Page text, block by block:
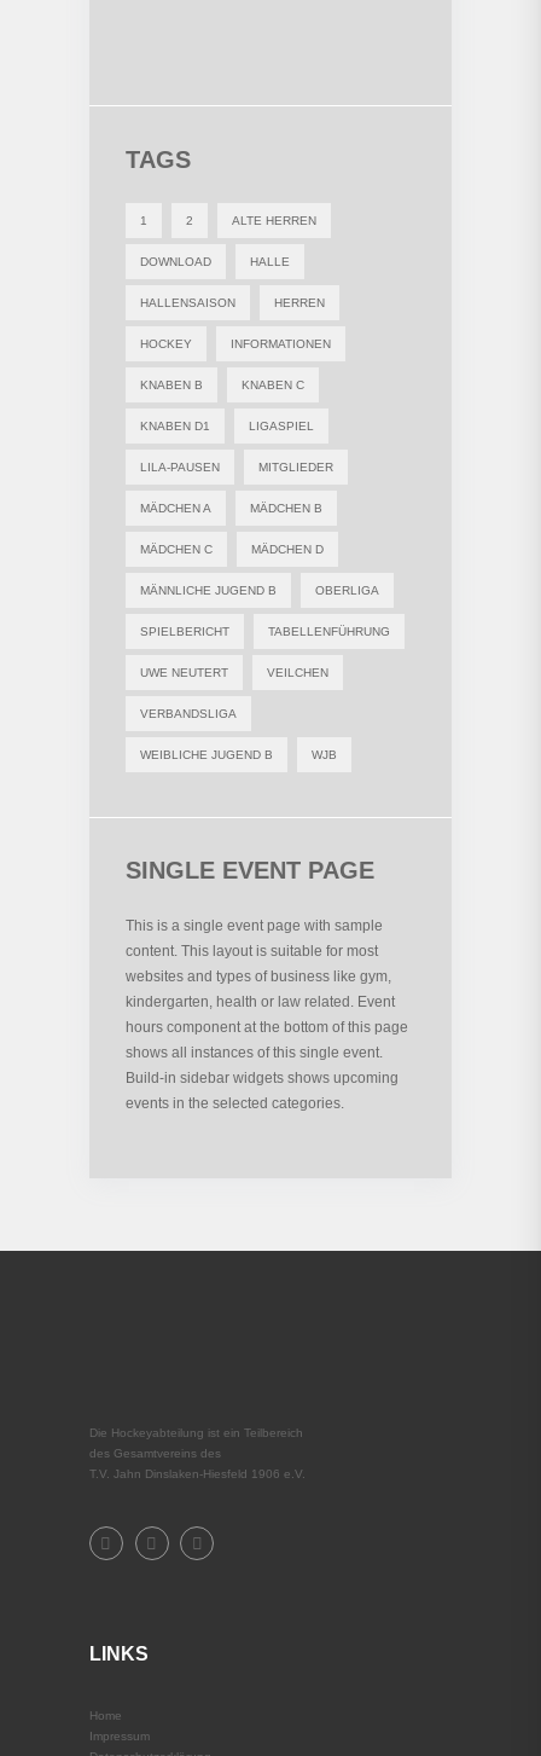
TAGS
1 2 ALTE HERREN
DOWNLOAD HALLE
HALLENSAISON HERREN
HOCKEY INFORMATIONEN
KNABEN B KNABEN C
KNABEN D1 LIGASPIEL
LILA-PAUSEN MITGLIEDER
MÄDCHEN A MÄDCHEN B
MÄDCHEN C MÄDCHEN D
MÄNNLICHE JUGEND B OBERLIGA
SPIELBERICHT TABELLENFÜHRUNG
UWE NEUTERT VEILCHEN
VERBANDSLIGA
WEIBLICHE JUGEND B WJB
SINGLE EVENT PAGE
This is a single event page with sample
content. This layout is suitable for most
websites and types of business like gym,
kindergarten, health or law related. Event
hours component at the bottom of this page
shows all instances of this single event.
Build-in sidebar widgets shows upcoming
events in the selected categories.
Die Hockeyabteilung ist ein Teilbereich
des Gesamtvereins des
T.V. Jahn Dinslaken-Hiesfeld 1906 e.V.
LINKS
Home
Impressum